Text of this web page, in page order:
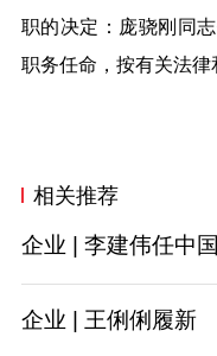
职的决定： 庞骁刚同
职务任命，按有关法律
相关推荐
企业 | 李建伟任中
企业 | 王俐俐履新